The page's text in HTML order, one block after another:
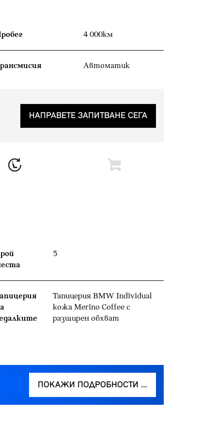
4 000км
Автоматик
НАПРАВЕТЕ ЗАПИТВАНЕ СЕГА
5
Тапицерия BMW Individual
кожa Merino Coffee с
разширен обхват
ПОКАЖИ ПОДРОБНОСТИ …